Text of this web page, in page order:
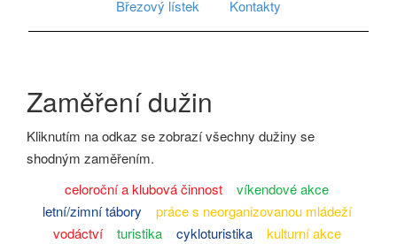
Březový lístek
Kontakty
Zaměření dužin
Kliknutím na odkaz se zobrazí všechny dužiny se
shodným zaměřením.
celoroční a klubová činnost
víkendové akce
letní/zimní tábory
práce s neorganizovanou mládeží
vodáctví
turistika cykloturistika
kulturní akce